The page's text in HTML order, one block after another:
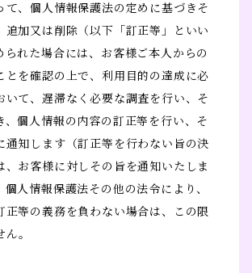
て、個人情報保護法の定めに基づきそ
追加又は削除（以下「訂正等」といい
られた場合には、お客様ご本人からの
とを確認の上で、利用目的の達成に必
いて、遅滞なく必要な調査を行い、そ
、個人情報の内容の訂正等を行い、そ
通知します（訂正等を行わない旨の決
、お客様に対しその旨を通知いたしま
個人情報保護法その他の法令により、
正等の義務を負わない場合は、この限
。